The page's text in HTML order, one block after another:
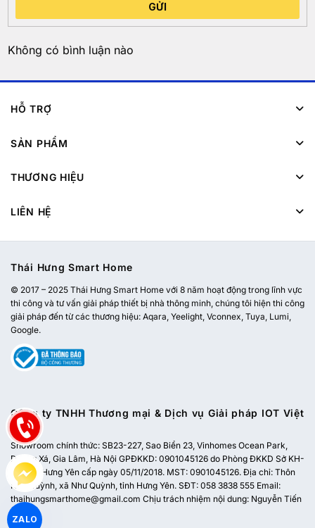
GỬI
Không có bình luận nào
HỖ TRỢ
SẢN PHẨM
THƯƠNG HIỆU
LIÊN HỆ
Thái Hưng Smart Home
© 2017 – 2025 Thái Hưng Smart Home với 8 năm hoạt động trong lĩnh vực
thi công và tư vấn giải pháp thiết bị nhà thông minh, chúng tôi hiện thi công
giải pháp đến từ các thương hiệu: Aqara, Yeelight, Vconnex, Tuya, Lumi,
Google.
Công ty TNHH Thương mại & Dịch vụ Giải pháp IOT Việt
Nam
Showroom chính thức: SB23-227, Sao Biển 23, Vinhomes Ocean Park,
Dương Xá, Gia Lâm, Hà Nội GPĐKKD: 0901045126 do Phòng ĐKKD Sở KH-
ĐT tỉnh Hưng Yên cấp ngày 05/11/2018. MST: 0901045126. Địa chỉ: Thôn
Như Quỳnh, xã Như Quỳnh, tỉnh Hưng Yên. SĐT: 058 3838 555 Email:
thaihungsmarthome@gmail.com Chịu trách nhiệm nội dung: Nguyễn Tiến
Dũng
ZALO